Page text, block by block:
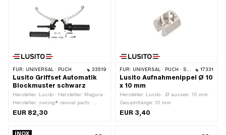
FÜR: UNIVERSAL · PUCH 33519
Lusito Griffset Automatik
Blockmuster schwarz
Hersteller: Lusito · Hersteller: Magura ·
Hersteller: swiing® revival parts ·
Material Gehäuse: Aluminium ·
Oberfläche: lackiert · Material Hebel:
EUR 82,30
FÜR: UNIVERSAL · PUCH · SACHS · PONY / CILO (BETA 521 & 512) 17331
Lusito Aufnahmenippel Ø 10
x 10 mm
Hersteller: Lusito · Ø aussen: 10 mm ·
Gesamtlänge: 10 mm
EUR 3,40